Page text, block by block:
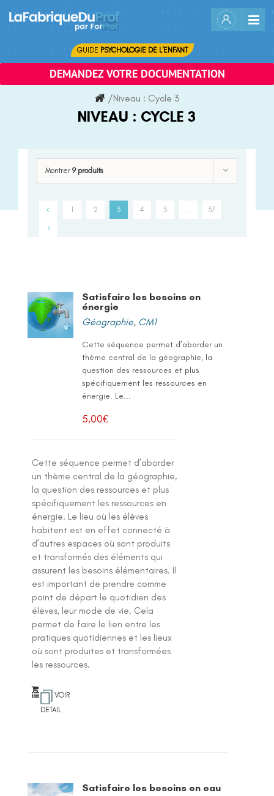
content
GUIDE PSYCHOLOGIE DE L'ENFANT
DEMANDEZ VOTRE DOCUMENTATION
/Niveau : Cycle 3
NIVEAU : CYCLE 3
Montrer 9 produits
1 2 3 4 5 37
Satisfaire les besoins en
énergie
Géographie, CM1
Cette séquence permet d’aborder un
thème central de la géographie, la
question des ressources et plus
spécifiquement les ressources en
énergie. Le...
5,00€
Cette séquence permet d’aborder
un thème central de la géographie,
la question des ressources et plus
spécifiquement les ressources en
énergie. Le lieu où les élèves
habitent est en effet connecté à
d’autres espaces où sont produits
et transformés des éléments qui
assurent les besoins élémentaires. Il
est important de prendre comme
point de départ le quotidien des
élèves, leur mode de vie. Cela
permet de faire le lien entre les
pratiques quotidiennes et les lieux
où sont produites et transformées
les ressources.
VOIR
DETAIL
Satisfaire les besoins en eau